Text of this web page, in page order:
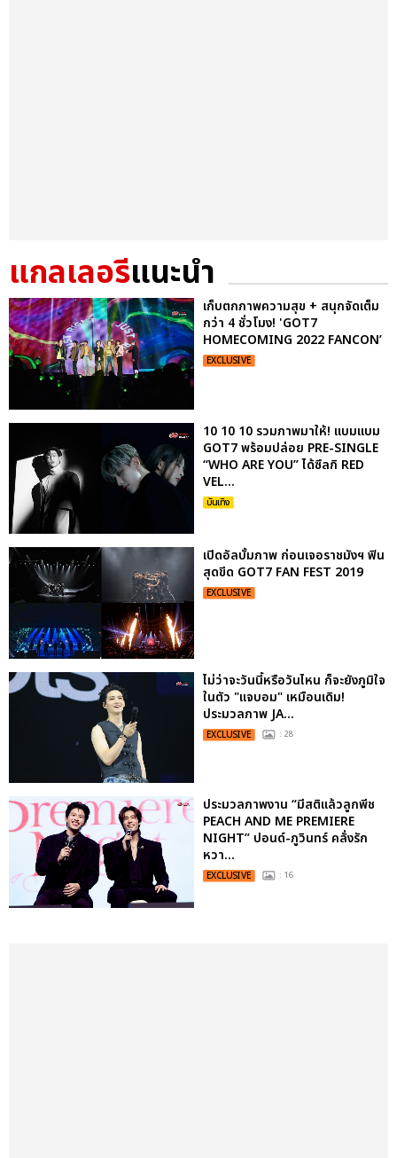
แกลเลอรีแนะนำ
เก็บตกภาพความสุข + สนุกจัดเต็ม
กว่า 4 ชั่วโมง! 'GOT7
HOMECOMING 2022 FANCON’
EXCLUSIVE
10 10 10 รวมภาพมาให้! แบมแบม
GOT7 พร้อมปล่อย PRE-SINGLE
“WHO ARE YOU” ได้ซึลกิ RED
VEL...
บันเทิง
เปิดอัลบั้มภาพ ก่อนเจอราชมังฯ ฟิน
สุดขีด GOT7 FAN FEST 2019
EXCLUSIVE
ไม่ว่าจะวันนี้หรือวันไหน ก็จะยังภูมิใจ
ในตัว "แจบอม" เหมือนเดิม!
ประมวลภาพ JA...
EXCLUSIVE : 28
ประมวลภาพงาน “มีสติแล้วลูกพีช
PEACH AND ME PREMIERE
NIGHT” ปอนด์-ภูวินทร์ คลั่งรัก
หวา...
EXCLUSIVE : 16